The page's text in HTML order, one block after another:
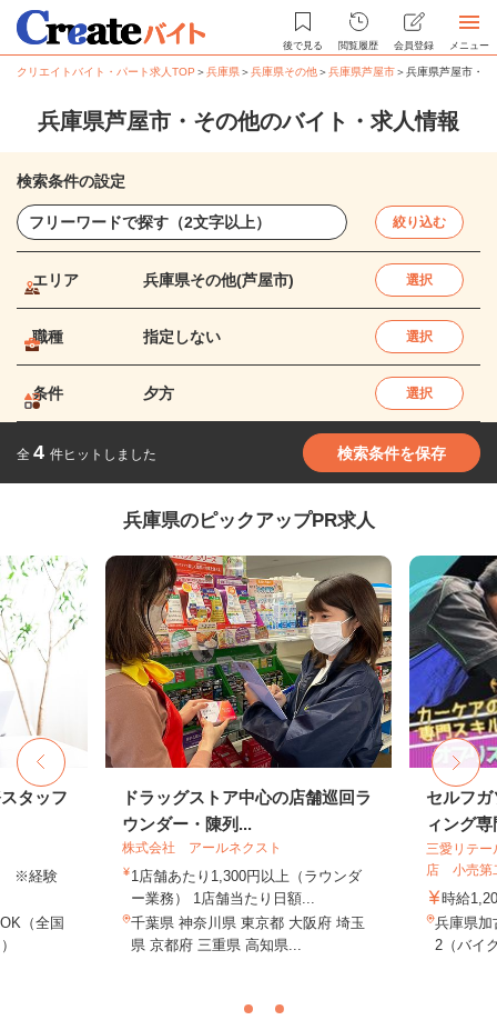
後で見る 閲覧履歴 会員登録 メニュー
クリエイトバイト・パート求人TOP ＞兵庫県＞兵庫県その他＞兵庫県芦屋市＞兵庫県芦屋市・
兵庫県芦屋市・その他のバイト・求人情報
検索条件の設定
絞り込む
エリア 兵庫県その他(芦屋市) 選択
職種 指定しない 選択
条件 夕方 選択
全 4 件ヒットしました 検索条件を保存
兵庫県のピックアップPR求人
タッフ
※経験
（全国
ドラッグストア中心の店舗巡回ラ
ウンダー・陳列...
株式会社 アールネクスト
1店舗あたり1,300円以上（ラウンダ
ー業務） 1店舗当たり日額...
千葉県 神奈川県 東京都 大阪府 埼玉
県 京都府 三重県 高知県...
セルフ
ィング
三愛リテ
店 小売第
時給
兵庫県加
2（バイ